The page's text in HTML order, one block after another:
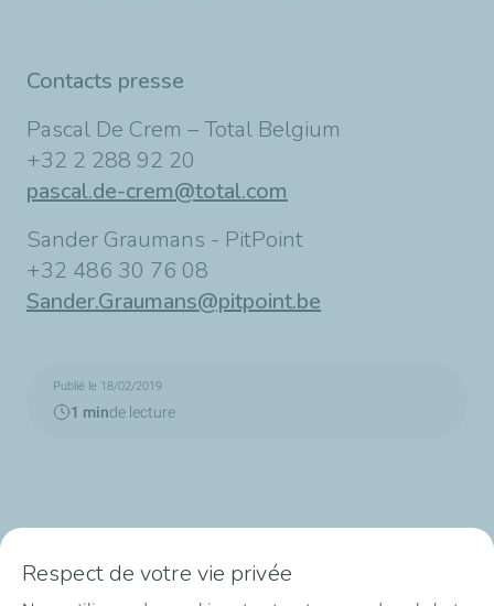
Contacts presse
Pascal De Crem – Total Belgium
+32 2 288 92 20
pascal.de-crem@total.com
Sander Graumans - PitPoint
+32 486 30 76 08
Sander.Graumans@pitpoint.be
Publié le 18/02/2019
1 minde lecture
Respect de votre vie privée